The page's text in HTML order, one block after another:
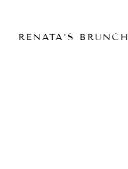
RENATA’S BRUNCH